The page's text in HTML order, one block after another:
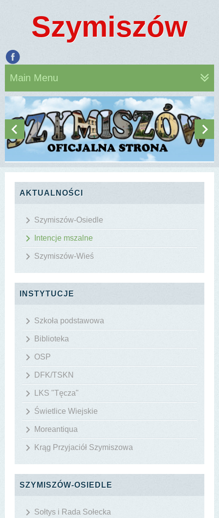
Szymiszów
Main Menu
AKTUALNOŚCI
Szymiszów-Osiedle
Intencje mszalne
Szymiszów-Wieś
INSTYTUCJE
Szkoła podstawowa
Biblioteka
OSP
DFK/TSKN
LKS "Tęcza"
Świetlice Wiejskie
Moreantiqua
Krąg Przyjaciół Szymiszowa
SZYMISZÓW-OSIEDLE
Sołtys i Rada Sołecka